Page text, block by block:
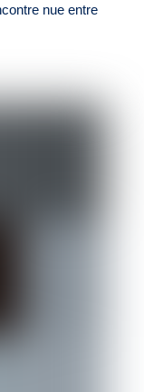
nue entre